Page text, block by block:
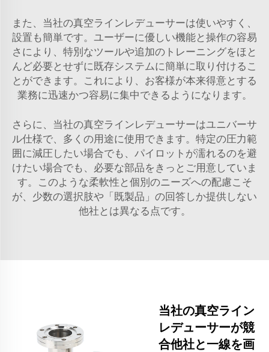
また、当社の真空ラインレデューサーは使いやすく、
設置も簡単です。ユーザーに優しい機能と操作の容易
さにより、特別なツールや追加のトレーニングをほと
んど必要とせずに既存システムに簡単に取り付けるこ
とができます。これにより、お客様が本来得意とする
業務に迅速かつ容易に集中できるようになります。
さらに、当社の真空ラインレデューサーはユニバーサ
ル仕様で、多くの用途に使用できます。特定の圧力範
囲に減圧したい場合でも、パイロットが濡れるのを避
けたい場合でも、必要な部品をきっとご用意していま
す。このような柔軟性と個別のニーズへの配慮こそ
が、少数の選択肢や「既製品」の回答しか提供しない
他社とは異なる点です。
当社の真空ライン
レデューサーが競
合他社と一線を画